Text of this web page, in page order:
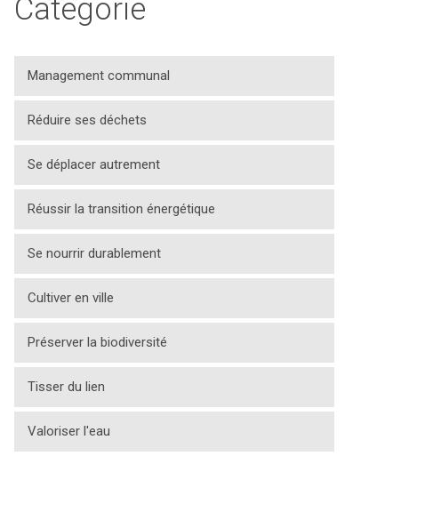
Catégorie
Management communal
Réduire ses déchets
Se déplacer autrement
Réussir la transition énergétique
Se nourrir durablement
Cultiver en ville
Préserver la biodiversité
Tisser du lien
Valoriser l'eau